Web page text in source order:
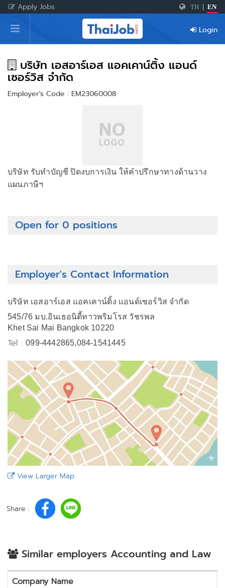
Apply Jobs TH EN
Home
Login
Register
Login
บริษัท เอสอาร์เอส แอคเคาน์ติ้ง แอนด์
เซอร์วิส จำกัด
Employer's Code : EM23060008
บริษัท รับทำบัญชี ปิดงบการเงิน ให้คำปรึกษาทางด้านวาง
แผนภาษีฯ
Open for 0 positions
Employer's Contact Information
บริษัท เอสอาร์เอส แอคเคาน์ติ้ง แอนด์เซอร์วิส จำกัด
545/76 มบ.อินเธอนิตี้ทาวพริมโรส วัชรพล
Khet Sai Mai Bangkok 10220
Tel :099-4442865,084-1541445
View Larger Map
Share :
Similar employers Accounting and Law
Company Name